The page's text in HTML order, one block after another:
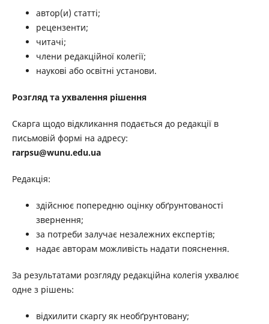
автор(и) статті;
рецензенти;
читачі;
члени редакційної колегії;
наукові або освітні установи.
Розгляд та ухвалення рішення
Скарга щодо відкликання подається до редакції в
письмовій формі на адресу:
rarpsu@wunu.edu.ua
Редакція:
здійснює попередню оцінку обґрунтованості
звернення;
за потреби залучає незалежних експертів;
надає авторам можливість надати пояснення.
За результатами розгляду редакційна колегія ухвалює
одне з рішень:
відхилити скаргу як необґрунтовану;